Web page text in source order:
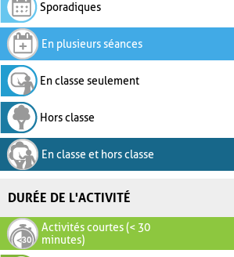
Sporadiques
En plusieurs séances
En classe seulement
Hors classe
En classe et hors classe
DURÉE DE L'ACTIVITÉ
Activités courtes (< 30
minutes)